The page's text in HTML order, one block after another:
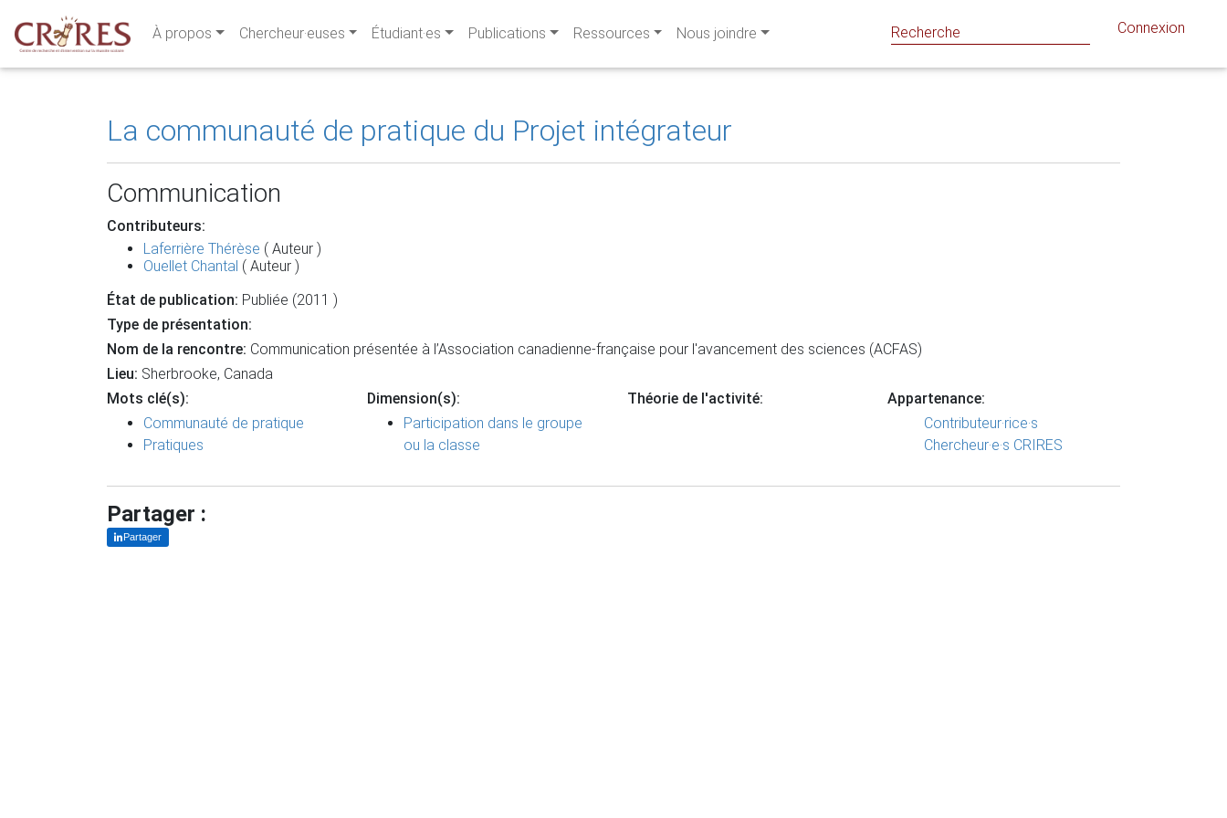
À propos Chercheur·euses Étudiant·es Publications Ressources Nous joindre Connexion
La communauté de pratique du Projet intégrateur
Communication
Contributeurs:
Laferrière Thérèse ( Auteur )
Ouellet Chantal ( Auteur )
État de publication: Publiée (2011 )
Type de présentation:
Nom de la rencontre: Communication présentée à l’Association canadienne-française pour l'avancement des sciences (ACFAS)
Lieu: Sherbrooke, Canada
Mots clé(s):
Communauté de pratique
Pratiques
Dimension(s):
Participation dans le groupe
ou la classe
Théorie de l'activité:
Appartenance:
Contributeur·rice·s
Chercheur·e·s CRIRES
Partager :
Partager